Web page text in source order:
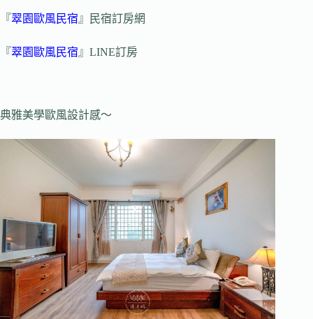
『翠園歐風民宿 』民宿訂房網
『翠園歐風民宿 』LINE訂房
典雅美學歐風設計感～